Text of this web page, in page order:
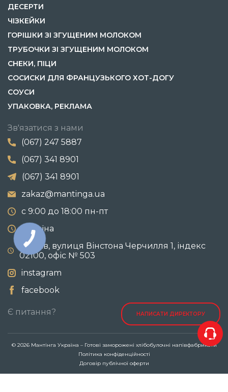
ДЕСЕРТИ
ЧІЗКЕЙКИ
ГОРІШКИ ЗІ ЗГУЩЕНИМ МОЛОКОМ
ТРУБОЧКИ ЗІ ЗГУЩЕНИМ МОЛОКОМ
СНЕКИ, ПІЦИ
СОСИСКИ ДЛЯ ФРАНЦУЗЬКОГО ХОТ-ДОГУ
СОУСИ
УПАКОВКА, РЕКЛАМА
Зв'язатися з нами
(067) 247 5887
(067) 341 8901
(067) 341 8901
zakaz@mantinga.ua
с 9:00 до 18:00 пн-пт
Україна
м. Київ, вулиця Вінстона Черчилля 1, індекс
02100, офіс № 503
instagram
facebook
Є питання? НАПИСАТИ ДИРЕКТОРУ
© 2026 Мантінга Україна – Готові заморожені хлібобулочні напівфабрикати
Політика конфіденційності
Договір публічної оферти